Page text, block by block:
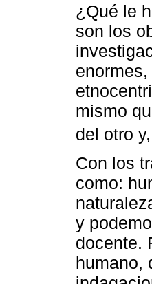
¿Qué le
son los
mismo
del otro
Con los
como:
y
docente.
humano,